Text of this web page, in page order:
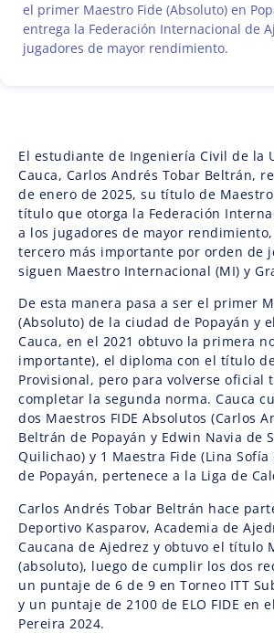
el primer Maestro Fide (Absoluto) en
entrega la Federación Internacional de
jugadores de mayor rendimiento.
El estudiante de Ingeniería Civil de la
Cauca, Carlos Andrés Tobar Beltrán,
de enero de 2025, su título de Maestro
título que otorga la Federación
a los jugadores de mayor
tercero más importante por orden de
siguen Maestro Internacional (MI) y
De esta manera pasa a ser el primer
(Absoluto) de la ciudad de Popayán y
Cauca, en el 2021 obtuvo la primera
importante), el diploma con el título
Provisional, pero para volverse oficial
completar la segunda norma. Cauca
dos Maestros FIDE Absolutos (Carlos
Beltrán de Popayán y Edwin Navia de
Quilichao) y 1 Maestra Fide (Lina
de Popayán, pertenece a la Liga de
Carlos Andrés Tobar Beltrán hace
Deportivo Kasparov, Academia de
Caucana de Ajedrez y obtuvo el título
(absoluto), luego de cumplir los dos
un puntaje de 6 de 9 en Torneo ITT
y un puntaje de 2100 de ELO FIDE en
Pereira 2024.